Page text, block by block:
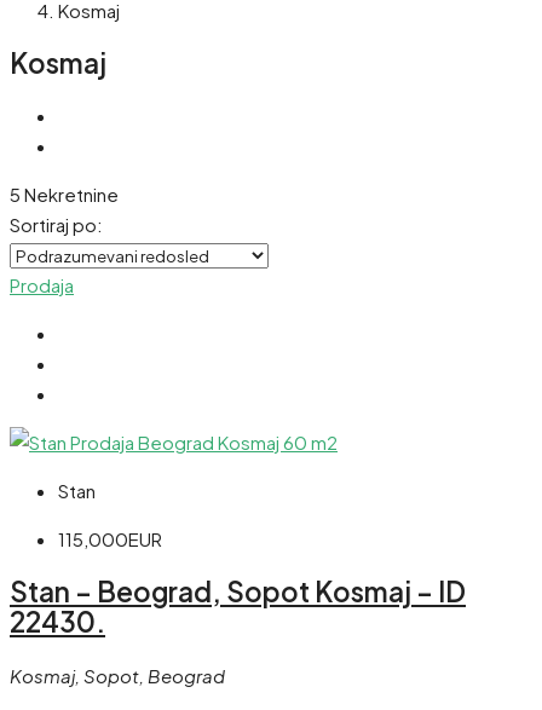
Kosmaj
Kosmaj
5 Nekretnine
Sortiraj po:
Prodaja
Stan
115,000EUR
Stan – Beograd, Sopot Kosmaj – ID
22430.
Kosmaj, Sopot, Beograd